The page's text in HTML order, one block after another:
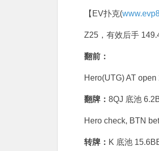
【EV扑克(
Z25，有效后手
翻前：
Hero(UTG) AT open
翻牌： 8QJ 底池
Hero check, BTN
转牌： K 底池